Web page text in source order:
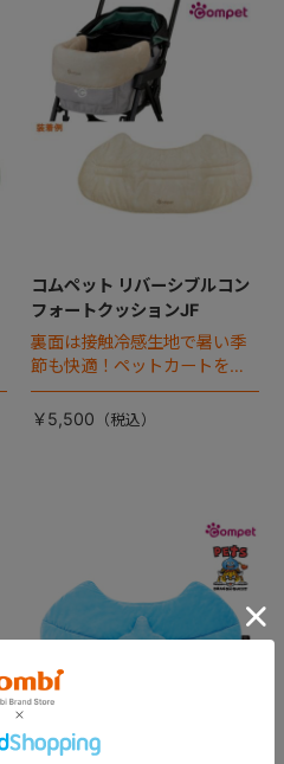
コムペット リバーシブルコン
フォートクッションJF
裏面は接触冷感生地で暑い季
節も快適！ペットカートをお
しゃれに・かわいく・かっこ
よく！
￥5,500